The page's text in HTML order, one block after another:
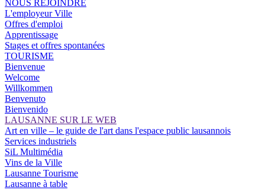
NOUS REJOINDRE
L'employeur Ville
Offres d'emploi
Apprentissage
Stages et offres spontanées
TOURISME
Bienvenue
Welcome
Willkommen
Benvenuto
Bienvenido
LAUSANNE SUR LE WEB
Art en ville – le guide de l'art dans l'espace public lausannois
Services industriels
SiL Multimédia
Vins de la Ville
Lausanne Tourisme
Lausanne à table